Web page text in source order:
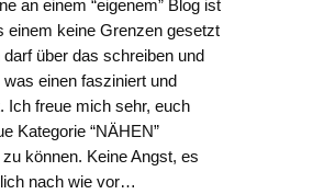
an einem “eigenem” Blog ist
einem keine Grenzen gesetzt
über das schreiben und
was einen fasziniert und
Ich freue mich sehr, euch
Kategorie “NÄHEN”
können. Keine Angst, es
nach wie vor…